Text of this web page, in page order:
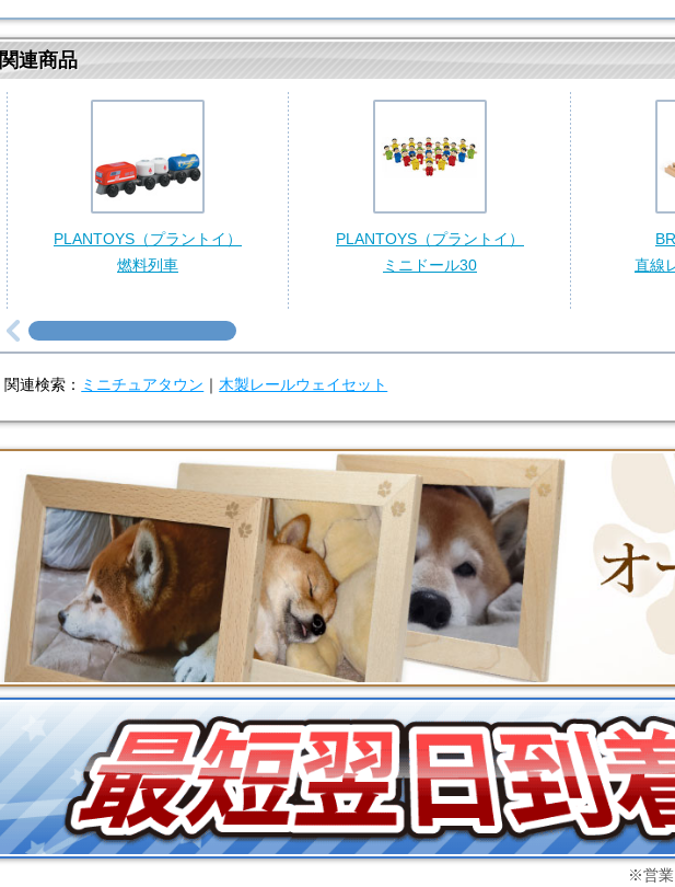
関連商品
PLANTOYS（プラントイ）
燃料列車
PLANTOYS（プラントイ）
ミニドール30
直線
関連検索： ミニチュアタウン ｜木製レールウェイセット
※営